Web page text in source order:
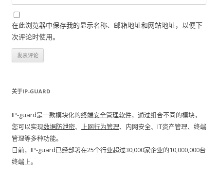
在此浏览器中保存我的显示名称、邮箱地址和网站地址，以便下
次评论时使用。
关于IP-GUARD
IP-guard是一款模块化的终端安全管理软件，通过组合不同的模块，
您可以实现数据防泄密、 上网行为管理、内网安全、IT资产管理、终端
管理等多种功能。
目前，IP-guard已经部署在25个行业超过30,000家企业的10,000,000台
终端上。